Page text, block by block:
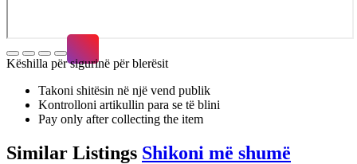
Këshilla për sigurinë për blerësit
Takoni shitësin në një vend publik
Kontrolloni artikullin para se të blini
Pay only after collecting the item
Similar Listings Shikoni më shumë